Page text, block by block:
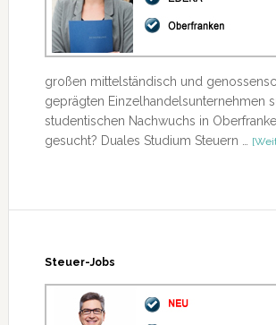
großen mittelständisch und
geprägten Einzelhandelsunternehmen
studentischen Nachwuchs in
gesucht? Duales Studium Steuern …
Steuer-Jobs